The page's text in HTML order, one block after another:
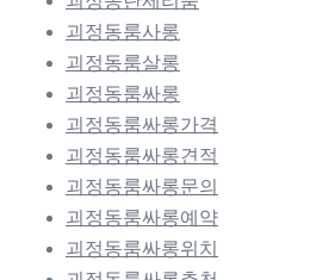
괴정동룸사롱
괴정동룸살롱
괴정동룸싸롱
괴정동룸싸롱가격
괴정동룸싸롱견적
괴정동룸싸롱문의
괴정동룸싸롱예약
괴정동룸싸롱위치